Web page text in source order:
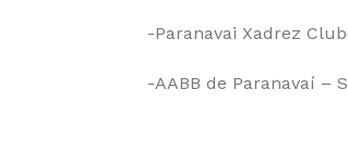
-Paranavai Xadrez
-AABB de Paranavaí –